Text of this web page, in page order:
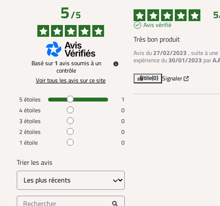
5/5
Basé sur 1 avis soumis à un
contrôle
Voir tous les avis sur ce site
5 étoiles
1
4étoiles
0
3 étoiles
0
2 étoiles
0
1 étoile 0
Trier les avis
5
Avis vérifié
Très bon produit
Avis du27/02/2023 , suite à une
expérience du30/01/2023 par
Utile(0) Signaler